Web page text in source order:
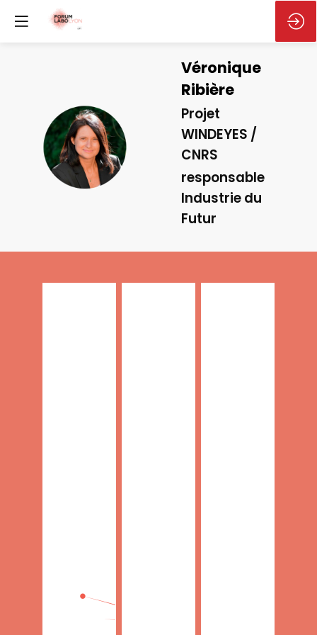
VR
Véronique
Ribière
Projet
WINDEYES /
CNRS
responsable
Industrie du
Futur